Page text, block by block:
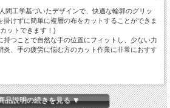
間工学基づいたデザインで、快適な輪郭のグリッ
掛けずに簡単に複層の布をカットすることができま
ットできます！)
持つことで自然な手の位置にフィットし、少ない力
炎、手の疲労に悩む方のカット作業に非常におすす
品説明の続きを見る ▼